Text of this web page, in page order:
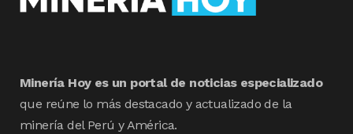
Minería Hoy es un portal de noticias especializado
que reúne lo más destacado y actualizado de la
minería del Perú y América.